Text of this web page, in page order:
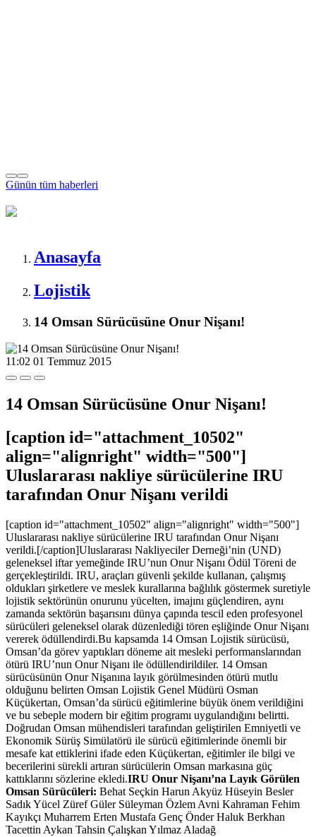
Günün tüm haberleri
Anasayfa
Lojistik
14 Omsan Sürücüsüne Onur Nişanı!
11:02 01 Temmuz 2015
14 Omsan Sürücüsüne Onur Nişanı!
[caption id="attachment_10502"
align="alignright" width="500"]
Uluslararası nakliye sürücülerine IRU
tarafından Onur Nişanı verildi
[caption id="attachment_10502" align="alignright" width="500"]
Uluslararası nakliye sürücülerine IRU tarafından Onur Nişanı
verildi.[/caption]Uluslararası Nakliyeciler Derneği’nin (UND)
geleneksel iftar yemeğinde IRU’nun Onur Nişanı Ödül Töreni de
gerçekleştirildi. IRU, araçları güvenli şekilde kullanan, çalışmış
oldukları şirketlere ve meslek kurallarına bağlılık göstermek suretiyle
lojistik sektörünün onurunu yücelten, imajını güçlendiren, aynı
zamanda sektörün başarısını dünya çapında tescil eden profesyonel
sürücüleri geleneksel olarak düzenlediği tören eşliğinde Onur Nişanı
vererek ödüllendirdi.Bu kapsamda 14 Omsan Lojistik sürücüsü,
Omsan’da görev yaptıkları döneme ait mesleki performanslarından
ötürü IRU’nun Onur Nişanı ile ödüllendirildiler. 14 Omsan
sürücüsünün Onur Nişanına layık görülmesinden ötürü mutlu
olduğunu belirten Omsan Lojistik Genel Müdürü Osman
Küçükertan, Omsan’da sürücü eğitimlerine büyük önem verildiğini
ve bu sebeple modern bir eğitim programı uygulandığını belirtti.
Doğrudan Omsan mühendisleri tarafından geliştirilen Emniyetli ve
Ekonomik Sürüş Simülatörü ile sürücü eğitimlerinde önemli bir
mesafe kat ettiklerini ifade eden Küçükertan, eğitimler ile bilgi ve
becerilerini sürekli artıran sürücülerin Omsan markasına güç
kattıklarını sözlerine ekledi.IRU Onur Nişanı’na Layık Görülen
Omsan Sürücüleri: Behat Seçkin Harun Akyüz Hüseyin Besler
Sadık Yücel Züref Güler Süleyman Özlem Avni Kahraman Fehim
Kayıkçı Muharrem Erten Mustafa Genç Önder Haluk Berkhan
Tacettin Aykan Tahsin Çalışkan Yılmaz Aladağ